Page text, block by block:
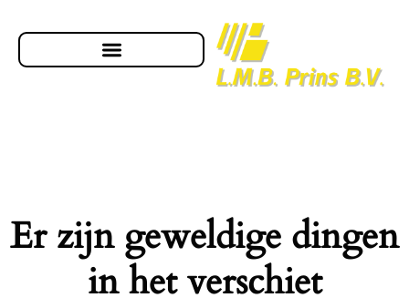
Er zijn geweldige dingen
in het verschiet